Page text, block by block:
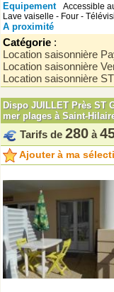
Equipement
Accessible
Lave vaiselle - Four -
A proximité
Catégorie :
Location saisonnière
Location saisonnière
Location saisonnière
Dispo JUILLET Près ST
mer plages à Saint-
Tarifs de 280 à
Ajouter à ma